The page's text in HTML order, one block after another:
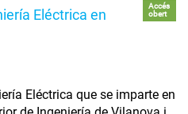
Eléctrica en
Accés
obert
Eléctrica que se imparte en